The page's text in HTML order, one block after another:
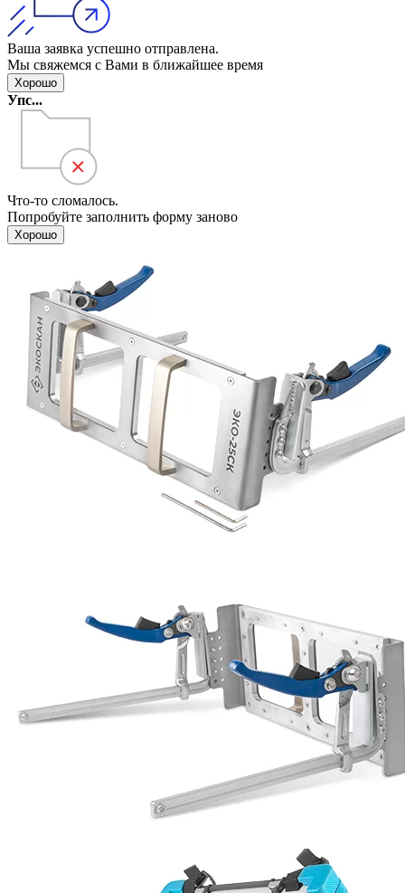
Ваша заявка успешно отправлена.
Мы свяжемся с Вами в ближайшее время
Хорошо
Упс...
Что-то сломалось.
Попробуйте заполнить форму заново
Хорошо